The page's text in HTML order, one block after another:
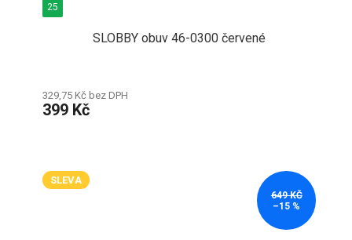
SLOBBY obuv 46-0300 červené
329,75 Kč bez DPH
399 Kč
25
SLEVA
649 KČ
–15 %